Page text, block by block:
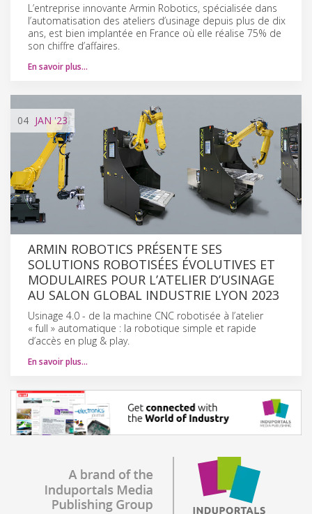
L’entreprise innovante Armin Robotics, spécialisée dans
l’automatisation des ateliers d’usinage depuis plus de dix
ans, est bien implantée en France où elle réalise 75% de
son chiffre d’affaires.
En savoir plus…
04 JAN'23
ARMIN ROBOTICS PRÉSENTE SES
SOLUTIONS ROBOTISÉES ÉVOLUTIVES ET
MODULAIRES POUR L’ATELIER D’USINAGE
AU SALON GLOBAL INDUSTRIE LYON 2023
Usinage 4.0 - de la machine CNC robotisée à l’atelier
« full » automatique : la robotique simple et rapide
d’accès en plug & play.
En savoir plus…